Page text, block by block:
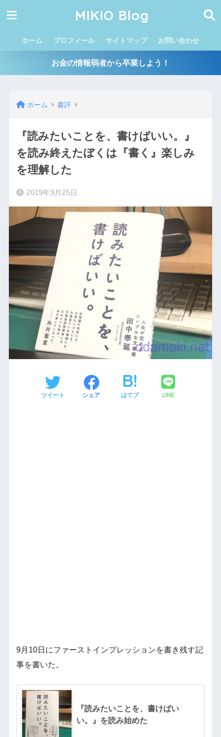
MIKIO Blog
ホーム プロフィール サイトマップ お問い合わせ
お金の情報弱者から卒業しよう！
ホーム 書評
『読みたいことを、書けばいい。』
を読み終えたぼくは『書く』楽しみ
を理解した
2019年9月25日
ツイート シェア はてブ LINE
9月10日にファーストインプレッションを書き残す記
事を書いた。
『読みたいことを、書けばい
い。』を読み始めた